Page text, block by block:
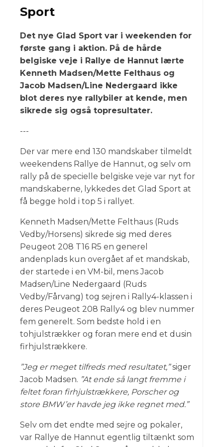
Sport
Det nye Glad Sport var i weekenden for
første gang i aktion. På de hårde
belgiske veje i Rallye de Hannut lærte
Kenneth Madsen/Mette Felthaus og
Jacob Madsen/Line Nedergaard ikke
blot deres nye rallybiler at kende, men
sikrede sig også topresultater.
---
Der var mere end 130 mandskaber tilmeldt
weekendens Rallye de Hannut, og selv om
rally på de specielle belgiske veje var nyt for
mandskaberne, lykkedes det Glad Sport at
få begge hold i top 5 i rallyet.
Kenneth Madsen/Mette Felthaus (Ruds
Vedby/Horsens) sikrede sig med deres
Peugeot 208 T16 R5 en generel
andenplads kun overgået af et mandskab,
der startede i en VM-bil, mens Jacob
Madsen/Line Nedergaard (Ruds
Vedby/Fårvang) tog sejren i Rally4-klassen i
deres Peugeot 208 Rally4 og blev nummer
fem generelt. Som bedste hold i en
tohjulstrækker og foran mere end et dusin
firhjulstrækkere.
”Jeg er meget tilfreds med resultatet,”siger
Jacob Madsen. ”At ende så langt fremme i
feltet foran firhjulstrækkere, Porscher og
store BMW’er havde jeg ikke regnet med.”
Selv om det endte med sejre og pokaler,
var Rallye de Hannut egentlig tiltænkt som